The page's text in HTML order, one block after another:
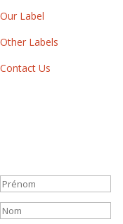
Our Label
Other Labels
Contact Us